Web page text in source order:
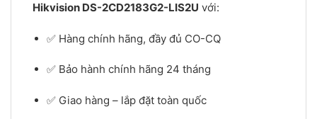
Hikvision DS-2CD2183G2-LIS2U với:
✅ Hàng chính hãng, đầy đủ CO-CQ
✅ Bảo hành chính hãng 24 tháng
✅ Giao hàng – lắp đặt toàn quốc